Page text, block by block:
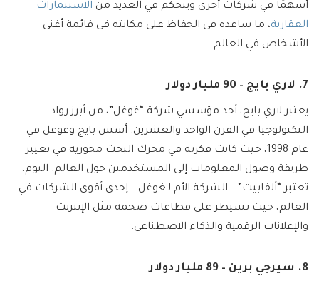
أسهمًا في شركات أخرى ويتحكم في العديد من الاستثمارات
العقارية، ما ساعده في الحفاظ على مكانته في قائمة أغنى
الأشخاص في العالم.
7. لاري بايج – 90 مليار دولار
يعتبر لاري بايج، أحد مؤسسي شركة “غوغل”، من أبرز رواد
التكنولوجيا في القرن الواحد والعشرين. أسس بايج وغوغل في
عام 1998، حيث كانت فكرته في محرك البحث محورية في تغيير
طريقة وصول المعلومات إلى المستخدمين حول العالم. اليوم،
تعتبر “ألفابيت” – الشركة الأم لـغوغل – إحدى أقوى الشركات في
العالم، حيث تسيطر على قطاعات ضخمة مثل الإنترنت
والإعلانات الرقمية والذكاء الاصطناعي.
8. سيرجي برين – 89 مليار دولار